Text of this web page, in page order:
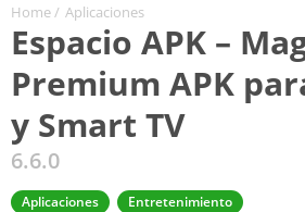
Home / Aplicaciones
Espacio APK –
Premium APK
y Smart TV
6.6.0
Aplicaciones Entretenimiento